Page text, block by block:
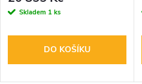
Skladem 1 ks
DO KOŠÍKU